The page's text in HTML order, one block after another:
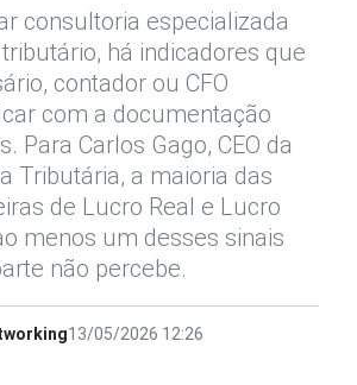
consultoria especializada
há indicadores que
contador ou CFO
com a documentação
Para Carlos Gago, CEO da
Tributária, a maioria das
de Lucro Real e Lucro
menos um desses sinais
não percebe.
13/05/2026 12:26